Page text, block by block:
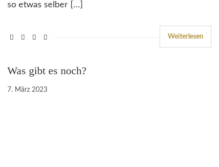
so etwas selber […]
Weiterlesen
Was gibt es noch?
7. März 2023